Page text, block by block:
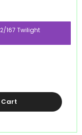
167 Twilight